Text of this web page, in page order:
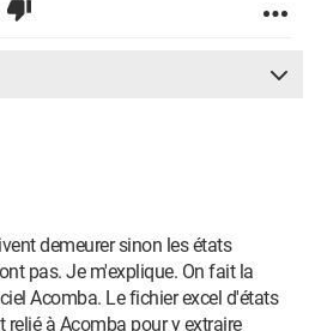
demeurer sinon les états
pas. Je m'explique. On fait la
Acomba. Le fichier excel d'états
à Acomba pour y extraire